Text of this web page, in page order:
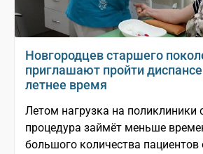
Новгородцев старшего
приглашают пройти
летнее время
Летом нагрузка на поликлиники
процедура займёт меньше
большого количества пациентов